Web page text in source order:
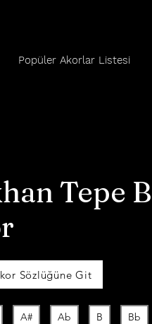
Popüler Akorlar Listesi
Tepe
Sözlüğüne Git
A# Ab B Bb